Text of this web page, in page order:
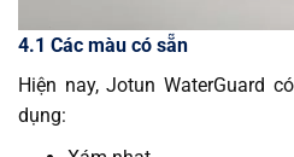
4.1 Các màu có sẵn
Hiện nay, Jotun WaterGuard
dụng: